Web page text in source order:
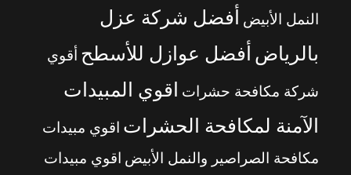
النمل الأبيض
أفضل شركة عزل
بالرياض أفضل عوازل للأسطح أقوي
شركة مكافحة حشرات
اقوي المبيدات
الآمنة لمكافحة الحشرات اقوي مبيدات
مكافحة الصراصير والنمل الأبيض اقوي مبيدات